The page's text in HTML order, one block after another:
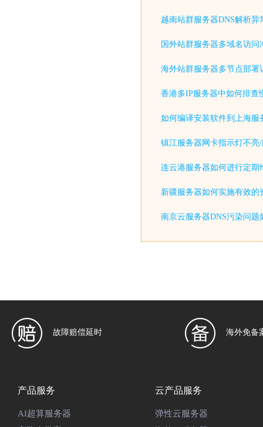
越南站群服务器DNS解析异
国外站群服务器多域名访问
海外站群服务器多节点部署
香港多IP服务器中如何排查
如何编译安装软件到上海服
镇江服务器网卡指示灯不亮
连云港服务器如何进行定期
新疆服务器如何实施有效的
南京云服务器DNS污染问题
故障赔偿延时 海外免备
产品服务
AI超算服务器
云产品服务
弹性云服务器